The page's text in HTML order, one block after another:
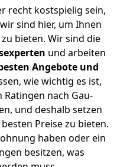
recht kostspielig sein,
sind hier, um Ihnen
zu bieten. Wir sind die
und arbeiten
Angebote und
wie wichtig es ist,
nach Gau-
und deshalb setzen
Preise zu bieten.
haben oder ein
besitzen, was